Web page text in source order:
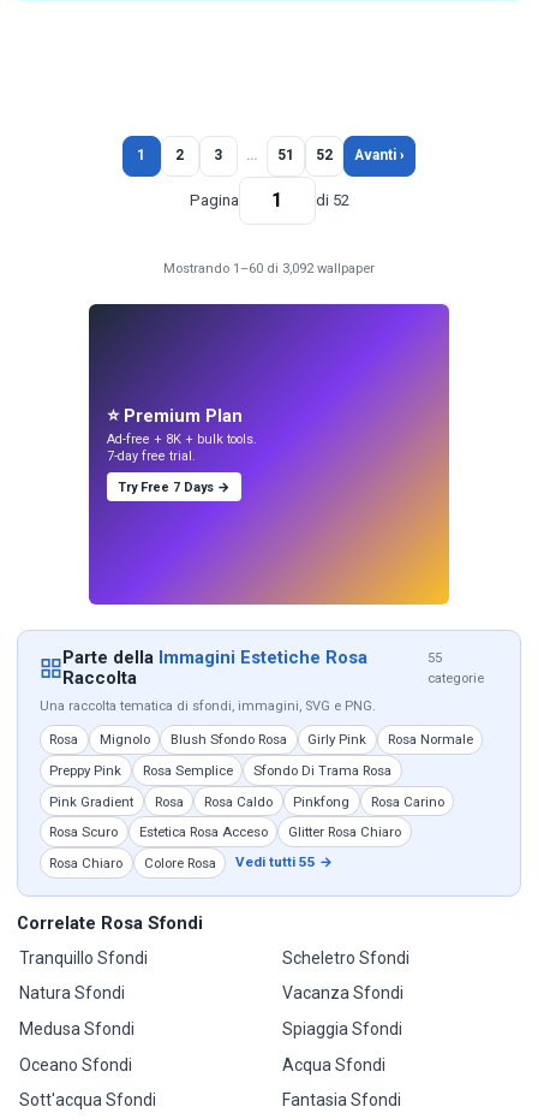
1 2 3 … 51 52 Avanti ›
Pagina di 52
Mostrando 1–60 di 3,092 wallpaper
⭐ Premium Plan
Ad-free + 8K + bulk tools.
7-day free trial.
Try Free 7 Days →
Parte della Immagini Estetiche Rosa
Raccolta
55
categorie
Una raccolta tematica di sfondi, immagini, SVG e PNG.
Rosa Mignolo Blush Sfondo Rosa Girly Pink
Rosa Normale
Preppy Pink
Rosa Semplice
Sfondo Di Trama Rosa
Pink Gradient
Rosa Rosa Caldo Pinkfong
Rosa Carino
Rosa Scuro
Estetica Rosa Acceso
Glitter Rosa Chiaro
Rosa Chiaro
Colore Rosa Vedi tutti 55 →
Correlate Rosa Sfondi
Tranquillo Sfondi
Natura Sfondi
Medusa Sfondi
Oceano Sfondi
Sott'acqua Sfondi
Scheletro Sfondi
Vacanza Sfondi
Spiaggia Sfondi
Acqua Sfondi
Fantasia Sfondi